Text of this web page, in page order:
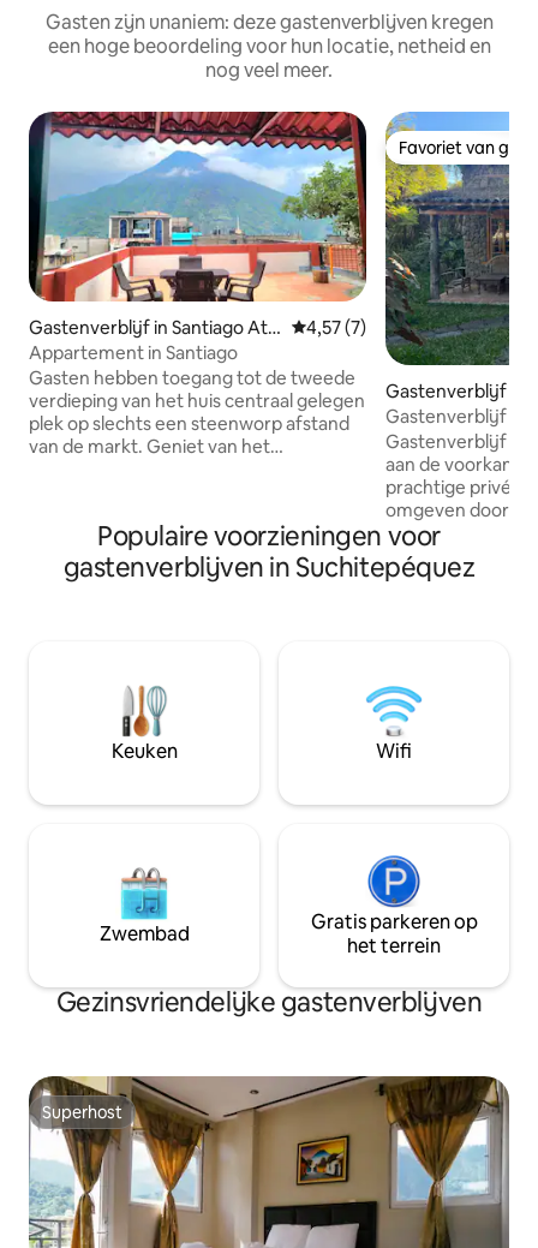
Gasten zijn unaniem: deze gastenverblijven kregen
een hoge beoordeling voor hun locatie, netheid en
nog veel meer.
Gastenverblijf in Santiago Atitl
án
Gemiddelde beoordeling van
4,57 (7)
Appartement in Santiago
Gasten hebben toegang tot de tweede
verdieping van het huis centraal gelegen
plek op slechts een steenworp afstand
van de markt. Geniet van het
kamer die plaats biedt aan 5 personen
met een douche op zonne-energie en
een wasruimte. Smart-tv aanwezig.
toegestaan. Er is internet beschikbaar,
maar niet stabiel omdat het uit de lokale
stad komt.
Favoriet van
Favoriet van
Gastenverblijf in
tlán
Gastenverblijf in
zwembad
Gastenverblijf
aan de voorkant,
prachtige
omgeven door
tot het meer. De
gedeeld met 2
als het zwembad. Het huis bestaat uit
bevindt zich in
badkamer (niet
gebruikt). De
minuten lopen
centrum van
Populaire voorzieningen voor
gastenverblijven in Suchitepéquez
Keuken Wifi
Zwembad
Gratis parkeren op
het terrein
Gezinsvriendelijke gastenverblijven
Superhost
Superhost